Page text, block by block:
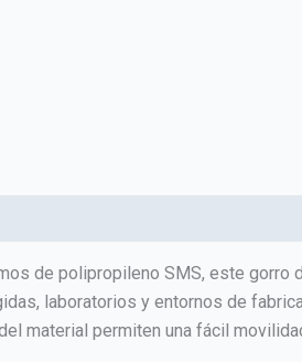
de polipropileno SMS, este
laboratorios y entornos de
material permiten una fácil